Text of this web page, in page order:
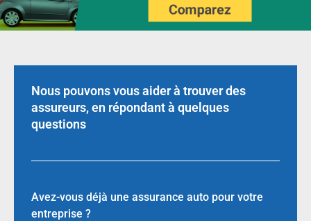
Nous pouvons vous aider à trouver des
assureurs, en répondant à quelques
questions
Avez-vous déjà une assurance auto pour votre
entreprise ?